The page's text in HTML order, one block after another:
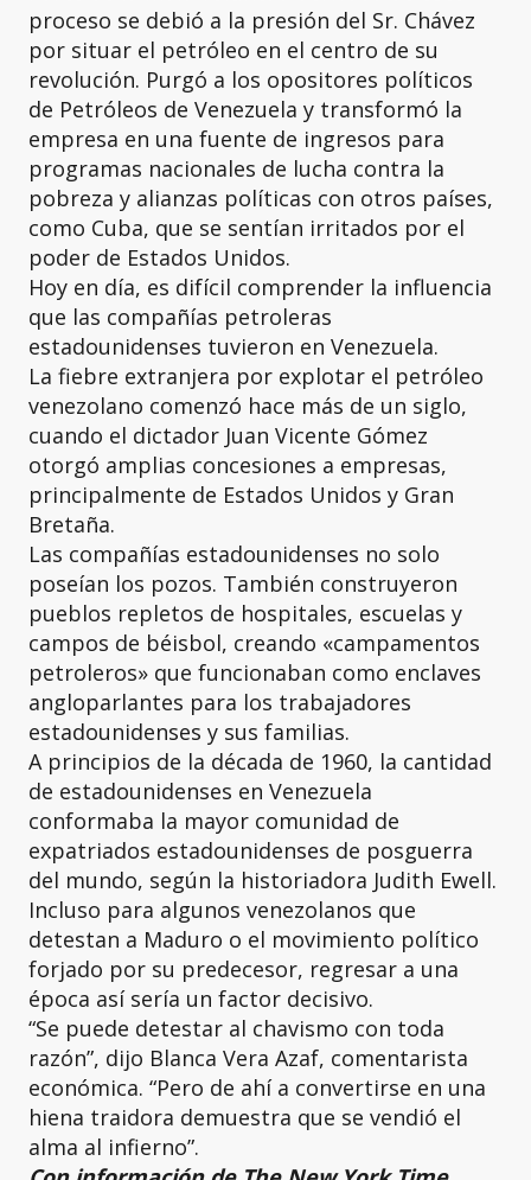
proceso se debió a la presión del Sr. Chávez
por situar el petróleo en el centro de su
revolución. Purgó a los opositores políticos
de Petróleos de Venezuela y transformó la
empresa en una fuente de ingresos para
programas nacionales de lucha contra la
pobreza y alianzas políticas con otros países,
como Cuba, que se sentían irritados por el
poder de Estados Unidos.
Hoy en día, es difícil comprender la influencia
que las compañías petroleras
estadounidenses tuvieron en Venezuela.
La fiebre extranjera por explotar el petróleo
venezolano comenzó hace más de un siglo,
cuando el dictador Juan Vicente Gómez
otorgó amplias concesiones a empresas,
principalmente de Estados Unidos y Gran
Bretaña.
Las compañías estadounidenses no solo
poseían los pozos. También construyeron
pueblos repletos de hospitales, escuelas y
campos de béisbol, creando «campamentos
petroleros» que funcionaban como enclaves
angloparlantes para los trabajadores
estadounidenses y sus familias.
A principios de la década de 1960, la cantidad
de estadounidenses en Venezuela
conformaba la mayor comunidad de
expatriados estadounidenses de posguerra
del mundo, según la historiadora Judith Ewell.
Incluso para algunos venezolanos que
detestan a Maduro o el movimiento político
forjado por su predecesor, regresar a una
época así sería un factor decisivo.
“Se puede detestar al chavismo con toda
razón”, dijo Blanca Vera Azaf, comentarista
económica. “Pero de ahí a convertirse en una
hiena traidora demuestra que se vendió el
alma al infierno”.